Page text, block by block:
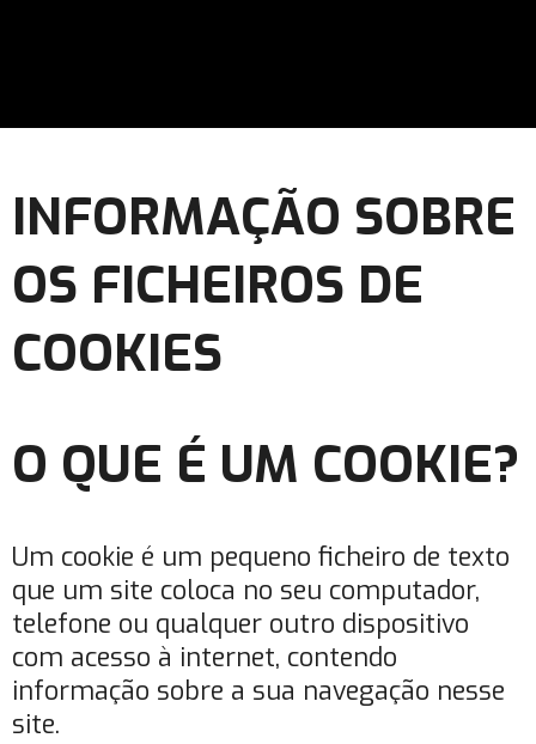
INFORMAÇÃO SOBRE
OS FICHEIROS DE
COOKIES
O QUE É UM COOKIE?
Um cookie é um pequeno ficheiro de texto
que um site coloca no seu computador,
telefone ou qualquer outro dispositivo
com acesso à internet, contendo
informação sobre a sua navegação nesse
site.